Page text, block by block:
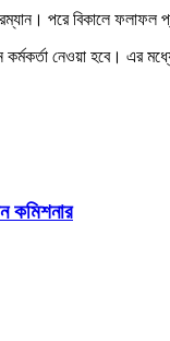
পরে বিকালে ফলাফল
কর্মকর্তা নেওয়া হবে।
কমিশনার